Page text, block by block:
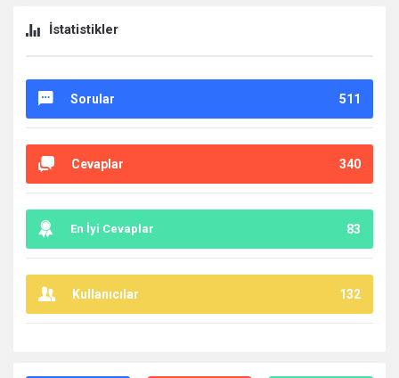
İstatistikler
Sorular 511
Cevaplar 340
En İyi Cevaplar 83
Kullanıcılar 132